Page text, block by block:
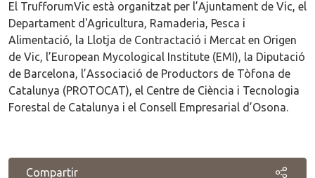
El TrufforumVic està organitzat per l’Ajuntament de Vic, el
Departament d'Agricultura, Ramaderia, Pesca i
Alimentació, la Llotja de Contractació i Mercat en Origen
de Vic, l’European Mycological Institute (EMI), la Diputació
de Barcelona, l’Associació de Productors de Tòfona de
Catalunya (PROTOCAT), el Centre de Ciència i Tecnologia
Forestal de Catalunya i el Consell Empresarial d’Osona.
Compartir